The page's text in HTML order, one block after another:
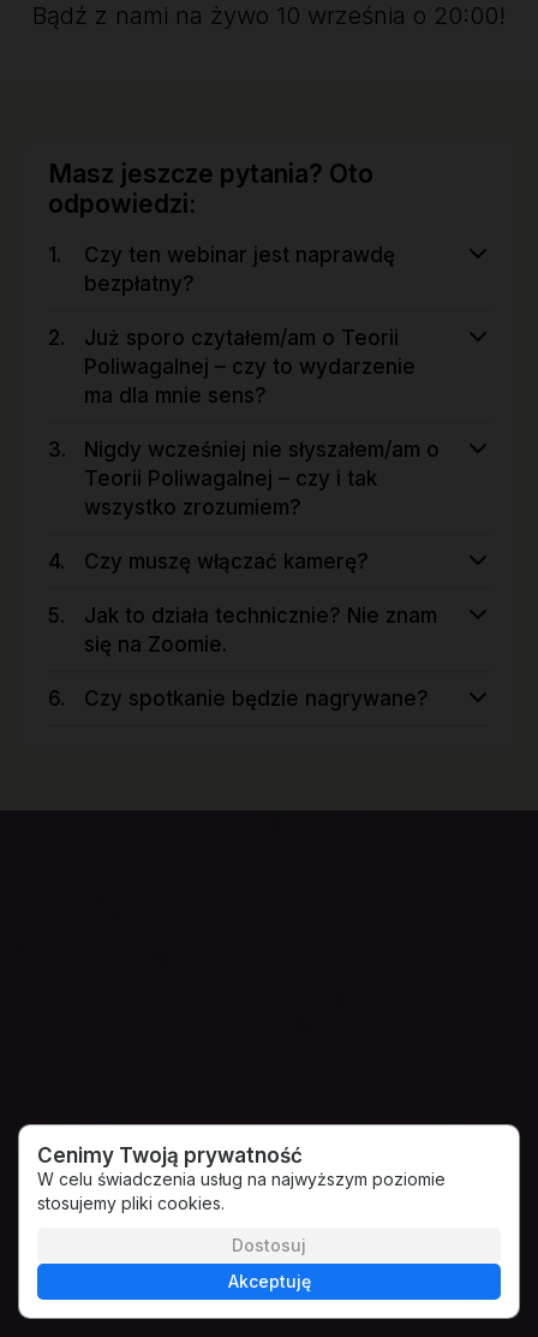
Bądź z nami na żywo 10 września o 20:00!
Masz jeszcze pytania? Oto
odpowiedzi:
Czy ten webinar jest naprawdę
bezpłatny?
Już sporo czytałem/am o Teorii
Poliwagalnej – czy to wydarzenie
ma dla mnie sens?
Nigdy wcześniej nie słyszałem/am o
Teorii Poliwagalnej – czy i tak
wszystko zrozumiem?
Czy muszę włączać kamerę?
Jak to działa technicznie? Nie znam
się na Zoomie.
Czy spotkanie będzie nagrywane?
Cenimy Twoją prywatność
W celu świadczenia usług na najwyższym poziomie
stosujemy pliki cookies.
Dostosuj
Akceptuję